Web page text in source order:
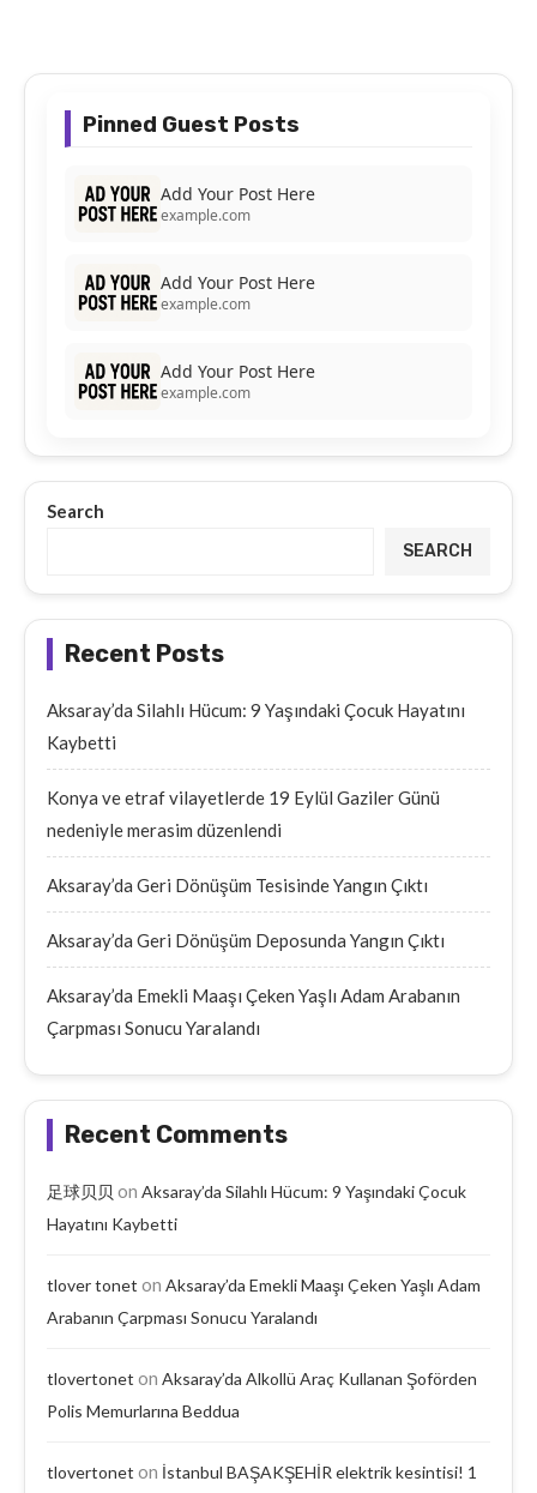
Pinned Guest Posts
Add Your Post Here
example.com
Add Your Post Here
example.com
Add Your Post Here
example.com
Search
SEARCH
Recent Posts
Aksaray’da Silahlı Hücum: 9 Yaşındaki Çocuk Hayatını
Kaybetti
Konya ve etraf vilayetlerde 19 Eylül Gaziler Günü
nedeniyle merasim düzenlendi
Aksaray’da Geri Dönüşüm Tesisinde Yangın Çıktı
Aksaray’da Geri Dönüşüm Deposunda Yangın Çıktı
Aksaray’da Emekli Maaşı Çeken Yaşlı Adam Arabanın
Çarpması Sonucu Yaralandı
Recent Comments
足球贝贝 on Aksaray’da Silahlı Hücum: 9 Yaşındaki Çocuk
Hayatını Kaybetti
tlover tonet on Aksaray’da Emekli Maaşı Çeken Yaşlı Adam
Arabanın Çarpması Sonucu Yaralandı
tlovertonet on Aksaray’da Alkollü Araç Kullanan Şoförden
Polis Memurlarına Beddua
tlovertonet on İstanbul BAŞAKŞEHİR elektrik kesintisi! 1